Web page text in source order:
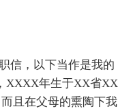
信，以下当作是我的
XXXX年生于XX省XX
且在父母的熏陶下我